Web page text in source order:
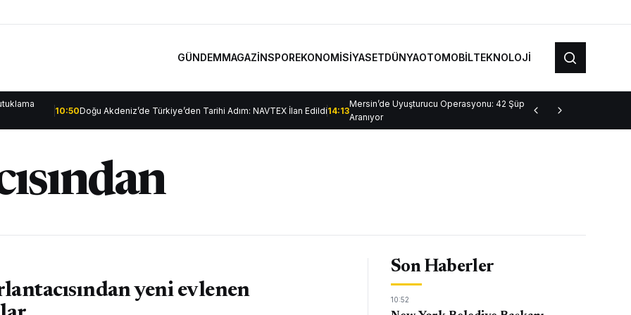
GÜNDEMMAGAZİNSPOREKONOMİSİYASETDÜNYAOTOMOBİLTEKNOLOJİ
Aramayı
10:50Doğu Akdeniz’de Türkiye’den Tarihi Adım: NAVTEX İlan Edildi14:13
Mersin’de Uyuşturucu Operasyonu: 42 Şüpheli Gözaltında, 10 Firari
Aranıyor
yeni evlenen
Son Haberler
10:52